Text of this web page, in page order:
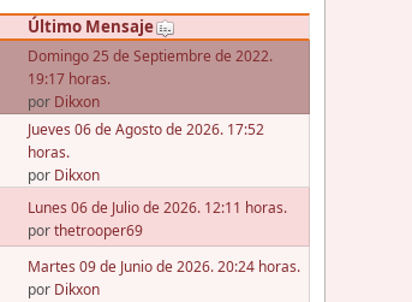
Último Mensaje
Domingo 25 de Septiembre de 2022.
19:17 horas.
por Dikxon
Jueves 06 de Agosto de 2026. 17:52
horas.
por Dikxon
Lunes 06 de Julio de 2026. 12:11 horas.
porthetrooper69
Martes 09 de Junio de 2026. 20:24 horas.
por Dikxon